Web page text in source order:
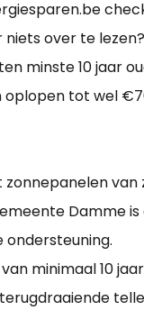
niets over te
minste 10 jaar
oplopen tot wel
van
Damme
ondersteuning.
van minimaal 10